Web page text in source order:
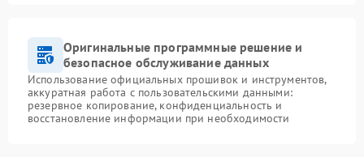
Оригинальные программные решение и
безопасное обслуживание данных
Использование официальных прошивок и инструментов,
аккуратная работа с пользовательскими данными:
резервное копирование, конфиденциальность и
восстановление информации при необходимости